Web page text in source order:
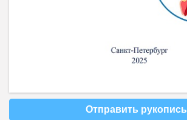
Отправить рукопись